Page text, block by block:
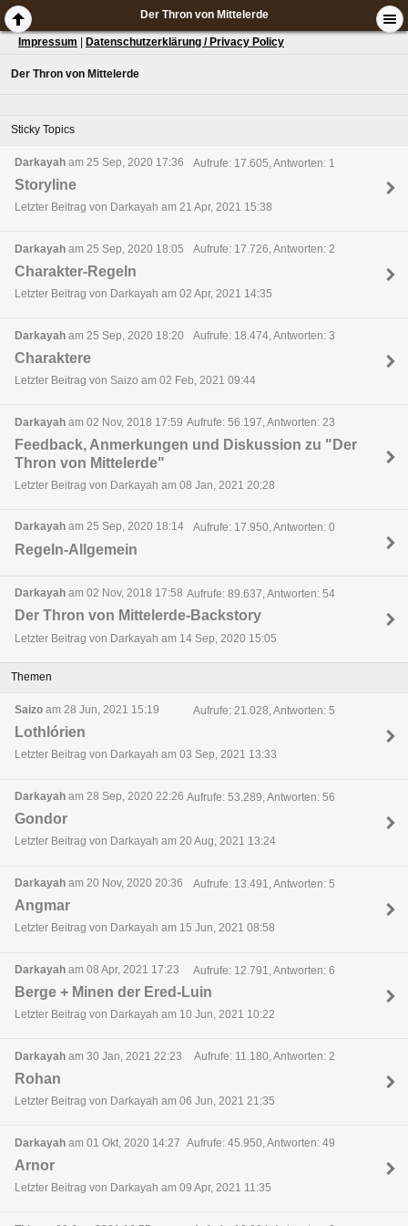
Der Thron von Mittelerde
Impressum Datenschutzerklärung / Privacy Policy
Der Thron von Mittelerde
Sticky Topics
Darkayah am 25 Sep, 2020 17:36 Aufrufe: 17.605, Antworten: 1
Storyline
Letzter Beitrag von Darkayah am 21 Apr, 2021 15:38
Darkayah am 25 Sep, 2020 18:05 Aufrufe: 17.726, Antworten: 2
Charakter-Regeln
Letzter Beitrag von Darkayah am 02 Apr, 2021 14:35
Darkayah am 25 Sep, 2020 18:20 Aufrufe: 18.474, Antworten: 3
Charaktere
Letzter Beitrag von Saizo am 02 Feb, 2021 09:44
Darkayah am 02 Nov, 2018 17:59 Aufrufe: 56.197, Antworten: 23
Feedback, Anmerkungen und Diskussion zu "Der
Thron von Mittelerde"
Letzter Beitrag von Darkayah am 08 Jan, 2021 20:28
Darkayah am 25 Sep, 2020 18:14 Aufrufe: 17.950, Antworten: 0
Regeln-Allgemein
Darkayah am 02 Nov, 2018 17:58 Aufrufe: 89.637, Antworten: 54
Der Thron von Mittelerde-Backstory
Letzter Beitrag von Darkayah am 14 Sep, 2020 15:05
Themen
Saizo am 28 Jun, 2021 15:19 Aufrufe: 21.028, Antworten: 5
Lothlórien
Letzter Beitrag von Darkayah am 03 Sep, 2021 13:33
Darkayah am 28 Sep, 2020 22:26 Aufrufe: 53.289, Antworten: 56
Gondor
Letzter Beitrag von Darkayah am 20 Aug, 2021 13:24
Darkayah am 20 Nov, 2020 20:36 Aufrufe: 13.491, Antworten: 5
Angmar
Letzter Beitrag von Darkayah am 15 Jun, 2021 08:58
Darkayah am 08 Apr, 2021 17:23 Aufrufe: 12.791, Antworten: 6
Berge + Minen der Ered-Luin
Letzter Beitrag von Darkayah am 10 Jun, 2021 10:22
Darkayah am 30 Jan, 2021 22:23 Aufrufe: 11.180, Antworten: 2
Rohan
Letzter Beitrag von Darkayah am 06 Jun, 2021 21:35
Darkayah am 01 Okt, 2020 14:27 Aufrufe: 45.950, Antworten: 49
Arnor
Letzter Beitrag von Darkayah am 09 Apr, 2021 11:35